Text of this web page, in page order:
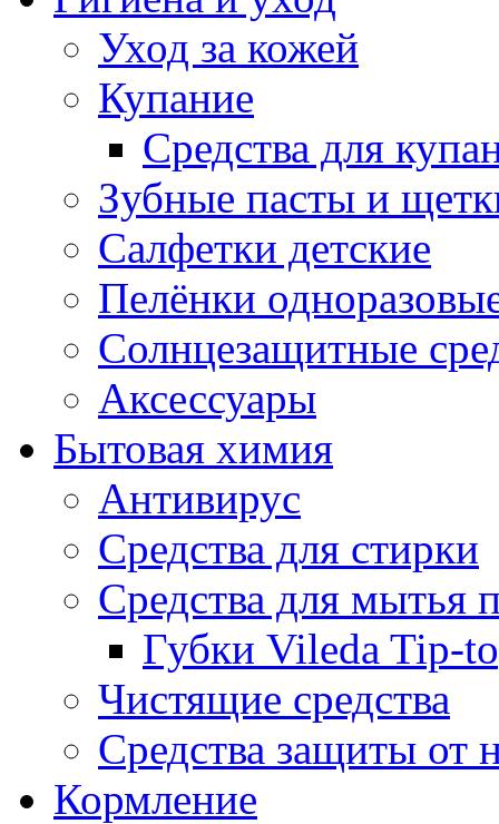
Уход за кожей
Купание
Средства для
Зубные пасты и
Салфетки детские
Пелёнки
Солнцезащитные
Аксессуары
Бытовая химия
Антивирус
Средства для стирки
Средства для мытья
Губки Vileda Tip-
Чистящие средства
Средства защиты от
Кормление